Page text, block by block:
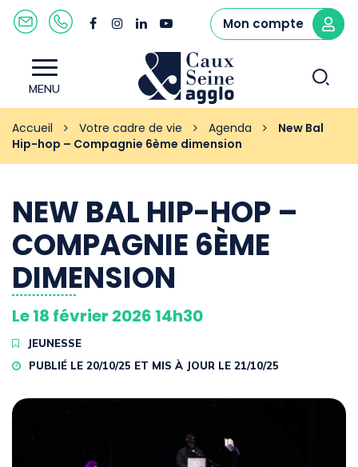
contacter
32
84
40
40
Lien
compte
Facebook
Lien
compte
Instagram
Lien
vers
le
compte
Linkedin
Lien
vers
chaîne
Youtube
Mon compte
MENU
Seine
agglo
à
Accueil Votre cadre de vie Agenda
New Bal
Hip-hop – Compagnie 6ème dimension
NEW BAL HIP-HOP –
COMPAGNIE 6ÈME
DIMENSION
Le18 février 2026 14h30
JEUNESSE
PUBLIÉ LE 20/10/25 ET MIS À JOUR LE 21/10/25